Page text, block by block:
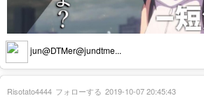
jun@DTMer@jundtme...
Risotato4444 フォローする 2019-10-07 20:45:43